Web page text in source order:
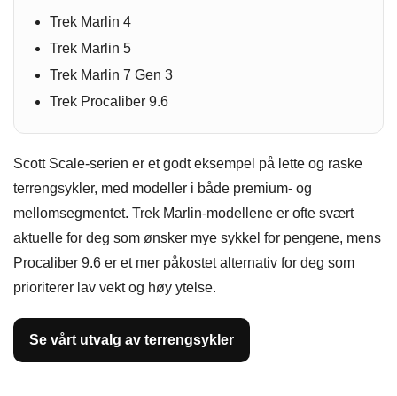
Trek Marlin 4
Trek Marlin 5
Trek Marlin 7 Gen 3
Trek Procaliber 9.6
Scott Scale-serien er et godt eksempel på lette og raske
terrengsykler, med modeller i både premium- og
mellomsegmentet. Trek Marlin-modellene er ofte svært
aktuelle for deg som ønsker mye sykkel for pengene, mens
Procaliber 9.6 er et mer påkostet alternativ for deg som
prioriterer lav vekt og høy ytelse.
Se vårt utvalg av terrengsykler